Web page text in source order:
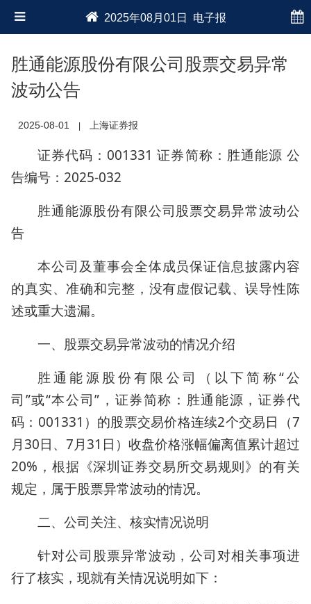
2025年08月01日 电子报
胜通能源股份有限公司股票交易异常
波动公告
2025-08-01 上海证券报
证券代码：001331 证券简称：胜通能源 公
告编号：2025-032
胜通能源股份有限公司股票交易异常波动公
告
本公司及董事会全体成员保证信息披露内容
的真实、准确和完整，没有虚假记载、误导性陈
述或重大遗漏。
一、股票交易异常波动的情况介绍
胜通能源股份有限公司（以下简称“公
司”或“本公司”，证券简称：胜通能源，证券代
码：001331）的股票交易价格连续2个交易日（7
月30日、7月31日）收盘价格涨幅偏离值累计超过
20%，根据《深圳证券交易所交易规则》的有关
规定，属于股票异常波动的情况。
二、公司关注、核实情况说明
针对公司股票异常波动，公司对相关事项进
行了核实，现就有关情况说明如下：